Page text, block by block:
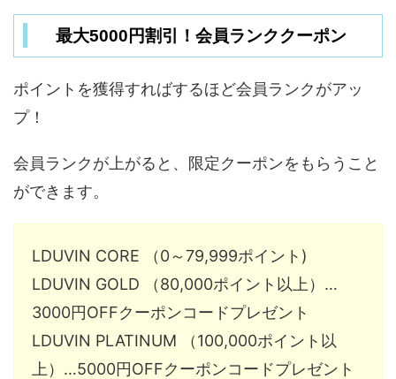
最大5000円割引！会員ランククーポン
ポイントを獲得すればするほど会員ランクがアッ
プ！
会員ランクが上がると、限定クーポンをもらうこと
ができます。
LDUVIN CORE （0～79,999ポイント)
LDUVIN GOLD （80,000ポイント以上）…
3000円OFFクーポンコードプレゼント
LDUVIN PLATINUM （100,000ポイント以
上）…5000円OFFクーポンコードプレゼント